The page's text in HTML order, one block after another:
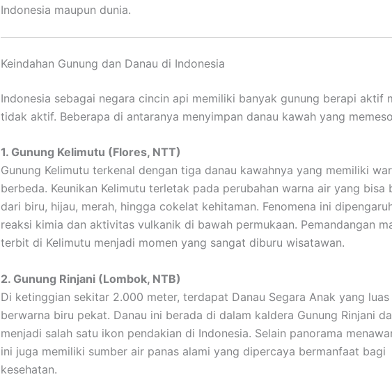
Indonesia maupun dunia.
Keindahan Gunung dan Danau di Indonesia
Indonesia sebagai negara cincin api memiliki banyak gunung berapi aktif
tidak aktif. Beberapa di antaranya menyimpan danau kawah yang
1. Gunung Kelimutu (Flores, NTT)
Gunung Kelimutu terkenal dengan tiga danau kawahnya yang memiliki
berbeda. Keunikan Kelimutu terletak pada perubahan warna air yang bisa
dari biru, hijau, merah, hingga cokelat kehitaman. Fenomena ini
reaksi kimia dan aktivitas vulkanik di bawah permukaan. Pemandangan
terbit di Kelimutu menjadi momen yang sangat diburu wisatawan.
2. Gunung Rinjani (Lombok, NTB)
Di ketinggian sekitar 2.000 meter, terdapat Danau Segara Anak yang luas
berwarna biru pekat. Danau ini berada di dalam kaldera Gunung Rinjani
menjadi salah satu ikon pendakian di Indonesia. Selain panorama
ini juga memiliki sumber air panas alami yang dipercaya bermanfaat bagi
kesehatan.